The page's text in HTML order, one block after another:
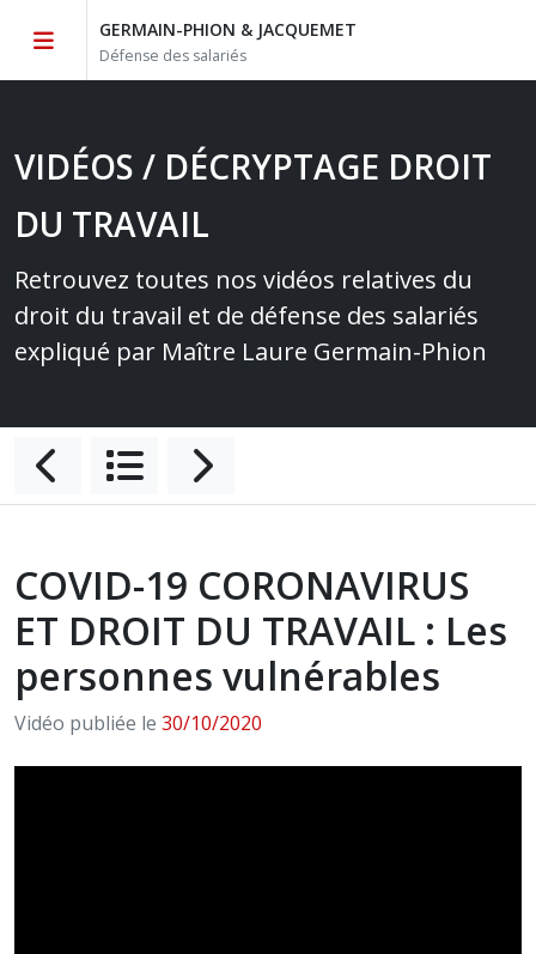
GERMAIN-PHION & JACQUEMET
Défense des salariés
VIDÉOS / DÉCRYPTAGE DROIT
DU TRAVAIL
Retrouvez toutes nos vidéos relatives du
droit du travail et de défense des salariés
expliqué par Maître Laure Germain-Phion
COVID-19 CORONAVIRUS
ET DROIT DU TRAVAIL : Les
personnes vulnérables
Vidéo publiée le 30/10/2020